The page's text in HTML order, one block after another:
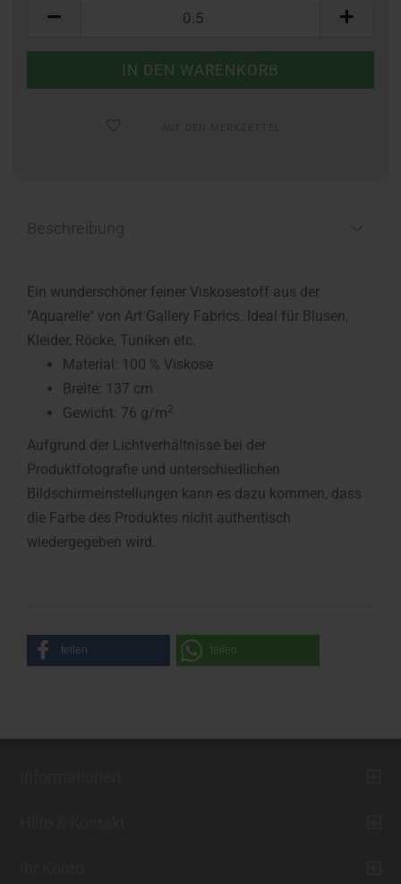
Ein wunderschöner feiner Viskosestoff aus der
"Aquarelle" von Art Gallery Fabrics. Ideal für Blusen,
Kleider, Röcke, Tuniken etc.
Material: 100 % Viskose
Breite: 137 cm
Gewicht: 76 g/m2
Aufgrund der Lichtverhältnisse bei der
Produktfotografie und unterschiedlichen
Bildschirmeinstellungen kann es dazu kommen, dass
die Farbe des Produktes nicht authentisch
wiedergegeben wird.
teilen teilen